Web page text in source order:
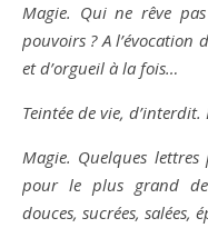
Magie. Qui ne rêve
pouvoirs ? A l’évocation
et d’orgueil à la fois…
Teintée de vie,
Magie. Quelques
pour le plus grand
douces, sucrées, salées,